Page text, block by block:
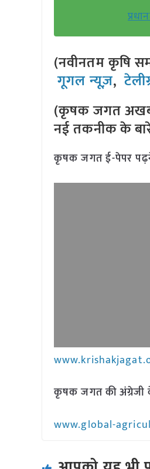
(नवीनतम कृषि
गूगल न्यूज़,
(कृषक जगत
नई तकनीक के
कृषक जगत ई-पेपर
कृषक जगत की अंग्रेजी
www.global-